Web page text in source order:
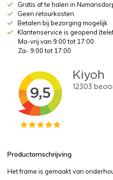
Gratis af te halen in
Geen retourkosten
Betalen bij bezorging mogelijk
Klantenservice is geopend
Ma-vrij van 9:00 tot 17:00
Za- 9:00 tot 17:00
Productomschrijving
Het frame is gemaakt van